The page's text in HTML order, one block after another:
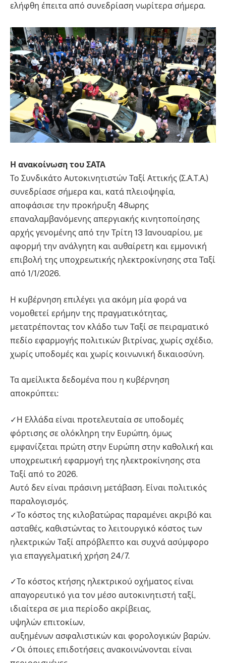
ελήφθη έπειτα από συνεδρίαση νωρίτερα σήμερα.
Η ανακοίνωση του ΣΑΤΑ
Το Συνδικάτο Αυτοκινητιστών Ταξί Αττικής (Σ.Α.Τ.Α.)
συνεδρίασε σήμερα και, κατά πλειοψηφία,
αποφάσισε την προκήρυξη 48ωρης
επαναλαμβανόμενης απεργιακής κινητοποίησης
αρχής γενομένης από την Τρίτη 13 Ιανουαρίου, με
αφορμή την ανάλγητη και αυθαίρετη και εμμονική
επιβολή της υποχρεωτικής ηλεκτροκίνησης στα Ταξί
από 1/1/2026.
Η κυβέρνηση επιλέγει για ακόμη μία φορά να
νομοθετεί ερήμην της πραγματικότητας,
μετατρέποντας τον κλάδο των Ταξί σε πειραματικό
πεδίο εφαρμογής πολιτικών βιτρίνας, χωρίς σχέδιο,
χωρίς υποδομές και χωρίς κοινωνική δικαιοσύνη.
Τα αμείλικτα δεδομένα που η κυβέρνηση
αποκρύπτει:
✓Η Ελλάδα είναι προτελευταία σε υποδομές
φόρτισης σε ολόκληρη την Ευρώπη, όμως
εμφανίζεται πρώτη στην Ευρώπη στην καθολική και
υποχρεωτική εφαρμογή της ηλεκτροκίνησης στα
Ταξί από το 2026.
Αυτό δεν είναι πράσινη μετάβαση. Είναι πολιτικός
παραλογισμός.
✓Το κόστος της κιλοβατώρας παραμένει ακριβό και
ασταθές, καθιστώντας το λειτουργικό κόστος των
ηλεκτρικών Ταξί απρόβλεπτο και συχνά ασύμφορο
για επαγγελματική χρήση 24/7.
✓Το κόστος κτήσης ηλεκτρικού οχήματος είναι
απαγορευτικό για τον μέσο αυτοκινητιστή ταξί,
ιδιαίτερα σε μια περίοδο ακρίβειας,
υψηλών επιτοκίων,
αυξημένων ασφαλιστικών και φορολογικών βαρών.
✓Οι όποιες επιδοτήσεις ανακοινώνονται είναι